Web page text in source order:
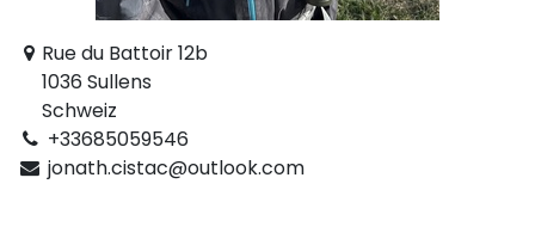
Rue du Battoir 12b
1036 Sullens
Schweiz
+33685059546
jonath.cistac@outlook.com